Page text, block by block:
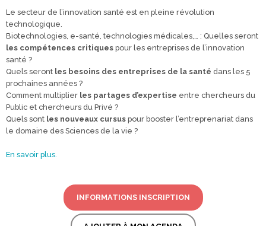
Le secteur de l’innovation santé est en pleine révolution
technologique.
Biotechnologies, e-santé, technologies médicales,… : Quelles seront
les compétences critiques pour les entreprises de l’innovation
santé ?
Quels seront les besoins des entreprises de la santé dans les 5
prochaines années ?
Comment multiplier les partages d’expertise entre chercheurs du
Public et chercheurs du Privé ?
Quels sont les nouveaux cursus pour booster l’entreprenariat dans
le domaine des Sciences de la vie ?
En savoir plus.
INFORMATIONS INSCRIPTION